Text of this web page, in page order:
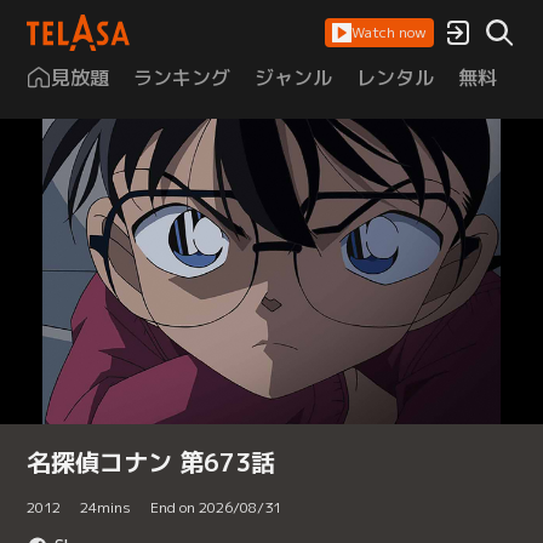
Watch now
見放題 ランキング ジャンル レンタル 無料
名探偵コナン 第673話
2012 24mins End on 2026/08/31